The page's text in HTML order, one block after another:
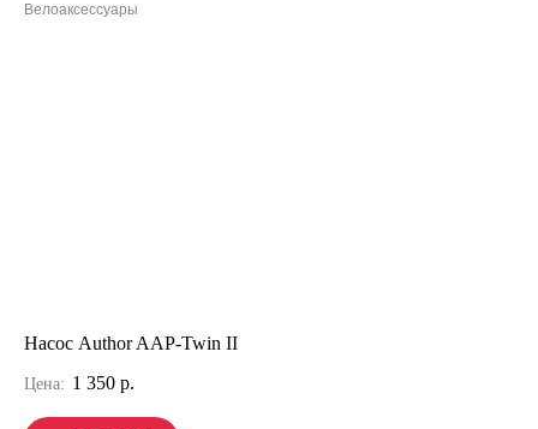
Велоаксессуары
Насос Author AAP-Twin II
Цена: 1 350 р.